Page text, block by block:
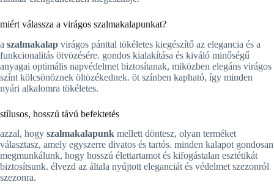
miért válassza a virágos szalmakalapunkat?
a szalmakalap virágos pánttal tökéletes kiegészítő az elegancia és a
funkcionalitás ötvözésére. gondos kialakítása és kiváló minőségű
anyagai optimális napvédelmet biztosítanak, miközben elegáns virágos
színt kölcsönöznek öltözékednek. öt színben kapható, így minden
nyári alkalomra tökéletes.
stílusos, hosszú távú befektetés
azzal, hogy szalmakalapunk mellett döntesz, olyan terméket
választasz, amely egyszerre divatos és tartós. minden kalapot gondosan
megmunkálunk, hogy hosszú élettartamot és kifogástalan esztétikát
biztosítsunk. élvezd az általa nyújtott eleganciát és védelmet szezonról
szezonra.